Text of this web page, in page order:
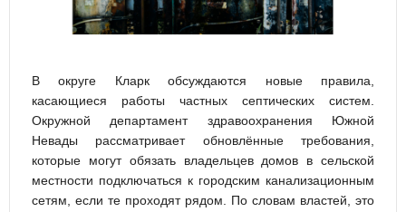
В округе Кларк обсуждаются новые правила,
касающиеся работы частных септических систем.
Окружной департамент здравоохранения Южной
Невады рассматривает обновлённые требования,
которые могут обязать владельцев домов в сельской
местности подключаться к городским канализационным
сетям, если те проходят рядом. По словам властей, это